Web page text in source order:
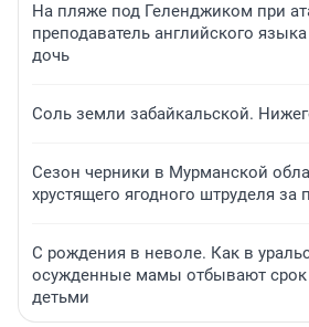
На пляже под Геленджиком при
преподаватель английского
дочь
Соль земли забайкальской.
Сезон черники в Мурманской
хрустящего ягодного штруделя за
С рождения в неволе. Как в
осужденные мамы отбывают срок
детьми